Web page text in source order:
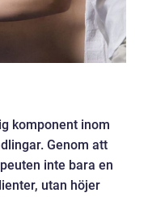
komponent inom
Genom att
inte bara en
utan höjer